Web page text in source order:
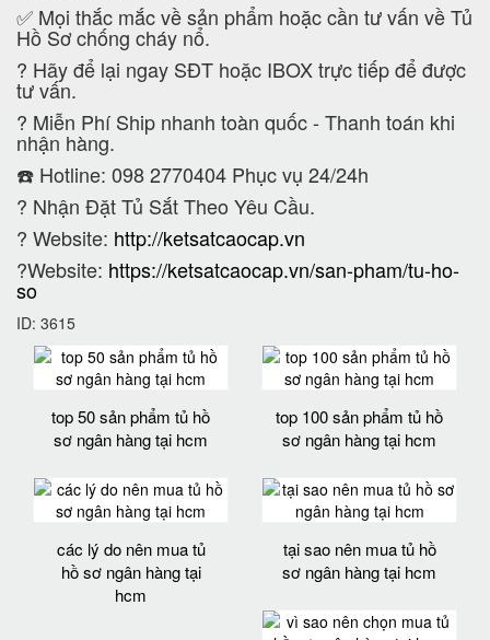
✅ Mọi thắc mắc về sản phẩm hoặc cần tư vấn về Tủ
Hồ Sơ chống cháy nổ.
? Hãy để lại ngay SĐT hoặc IBOX trực tiếp để được
tư vấn.
? Miễn Phí Ship nhanh toàn quốc - Thanh toán khi
nhận hàng.
☎️ Hotline: 098 2770404 Phục vụ 24/24h
? Nhận Đặt Tủ Sắt Theo Yêu Cầu.
? Website: http://ketsatcaocap.vn
?Website: https://ketsatcaocap.vn/san-pham/tu-ho-
so
ID: 3615
top 50 sản phẩm tủ hồ
sơ ngân hàng tại hcm
top 100 sản phẩm tủ hồ
sơ ngân hàng tại hcm
các lý do nên mua tủ
hồ sơ ngân hàng tại
hcm
tại sao nên mua tủ hồ
sơ ngân hàng tại hcm